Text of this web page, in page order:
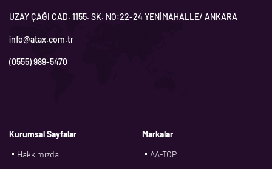
UZAY ÇAĞI CAD. 1155. SK. NO:22-24 YENİMAHALLE/ ANKARA
info@atax.com.tr
(0555) 989-5470
Kurumsal Sayfalar
Hakkımızda
Markalar
AA-TOP